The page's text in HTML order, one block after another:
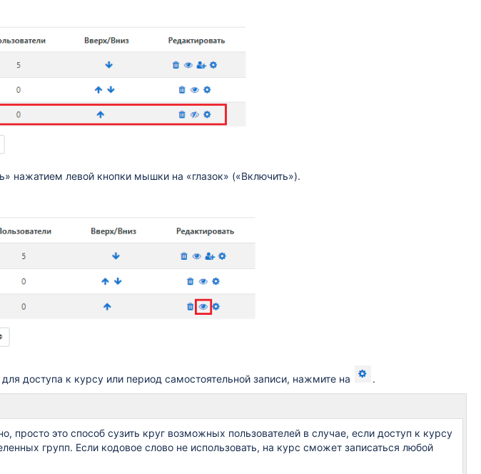
нажатием левой кнопки мышки на «глазок» («Включить»).
доступа к курсу или период самостоятельной записи, нажмите на .
просто это способ сузить круг возможных пользователей в случае, если доступ к курсу
групп. Если кодовое слово не использовать, на курс сможет записаться любой